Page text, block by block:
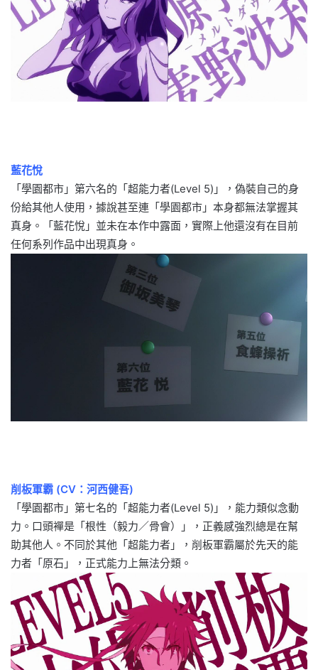
藍花悅
「學園都市」第六名的「超能力者(Level 5)」，偽裝自己的身
份給其他人使用，據說甚至連「學園都市」本身都無法掌握其
真身。「藍花悅」並未在本作中露面，實際上他還沒有在目前
任何系列作品中出現真身。
削板軍霸 (CV：河西健吾)
「學園都市」第七名的「超能力者(Level 5)」，能力類似念動
力。口頭襌是「根性（毅力／骨會）」，正義感強烈總是在幫
助其他人。不同於其他「超能力者」，削板軍霸屬於先天的能
力者「原石」，正式能力上無法分類。